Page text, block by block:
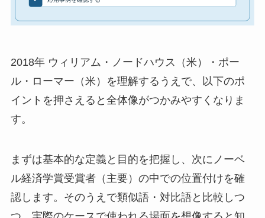
2018年 ウィリアム・ノードハウス（米）・ポー
ル・ローマー（米）を理解するうえで、以下のポ
イントを押さえると全体像がつかみやすくなりま
す。
まずは基本的な定義と目的を把握し、次にノーベ
ル経済学賞受賞者（主要）の中での位置付けを確
認します。そのうえで類似語・対比語と比較しつ